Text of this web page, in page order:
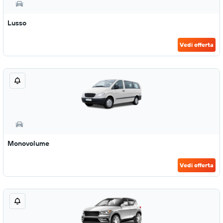
Lusso
Vedi offerta
Monovolume
Vedi offerta